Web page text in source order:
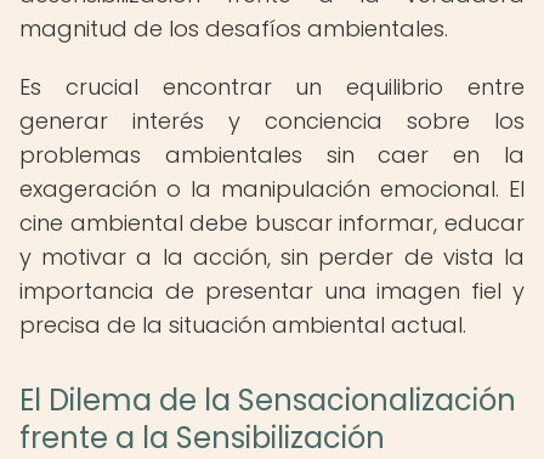
magnitud de los desafíos ambientales.
Es crucial encontrar un equilibrio entre
generar interés y conciencia sobre los
problemas ambientales sin caer en la
exageración o la manipulación emocional. El
cine ambiental debe buscar informar, educar
y motivar a la acción, sin perder de vista la
importancia de presentar una imagen fiel y
precisa de la situación ambiental actual.
El Dilema de la Sensacionalización
frente a la Sensibilización